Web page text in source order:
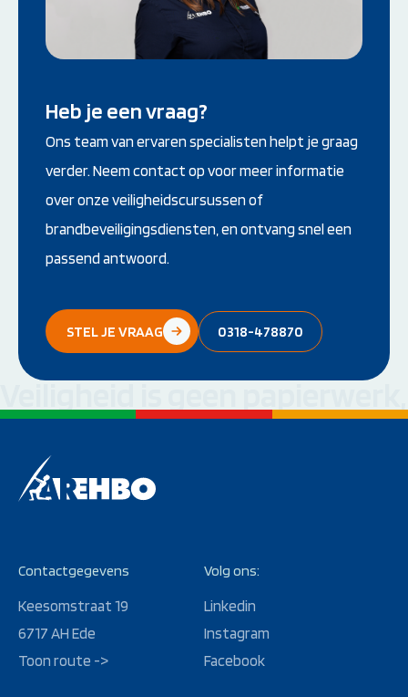
Heb je een vraag?
Ons team van ervaren specialisten helpt je graag
verder. Neem contact op voor meer informatie
over onze veiligheidscursussen of
brandbeveiligingsdiensten, en ontvang snel een
passend antwoord.
STEL JE VRAAG 0318-478870
Contactgegevens
Keesomstraat 19
6717 AH Ede
Toon route ->
Volg ons:
Linkedin
Instagram
Facebook